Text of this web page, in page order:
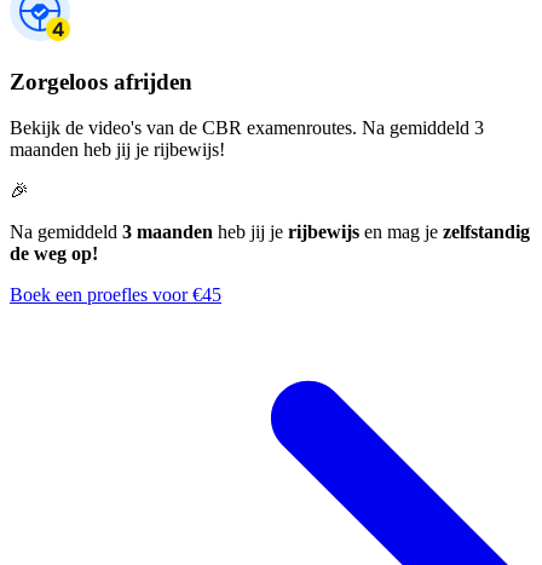
Zorgeloos afrijden
Bekijk de video's van de CBR examenroutes. Na gemiddeld 3
maanden heb jij je rijbewijs!
🎉
Na gemiddeld 3 maanden heb jij je rijbewijs en mag je zelfstandig
de weg op!
Boek een proefles voor €45